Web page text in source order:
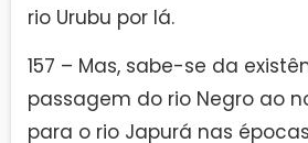
rio Urubu por lá.
157 – Mas, sabe-se da
passagem do rio Negro ao
para o rio Japurá nas